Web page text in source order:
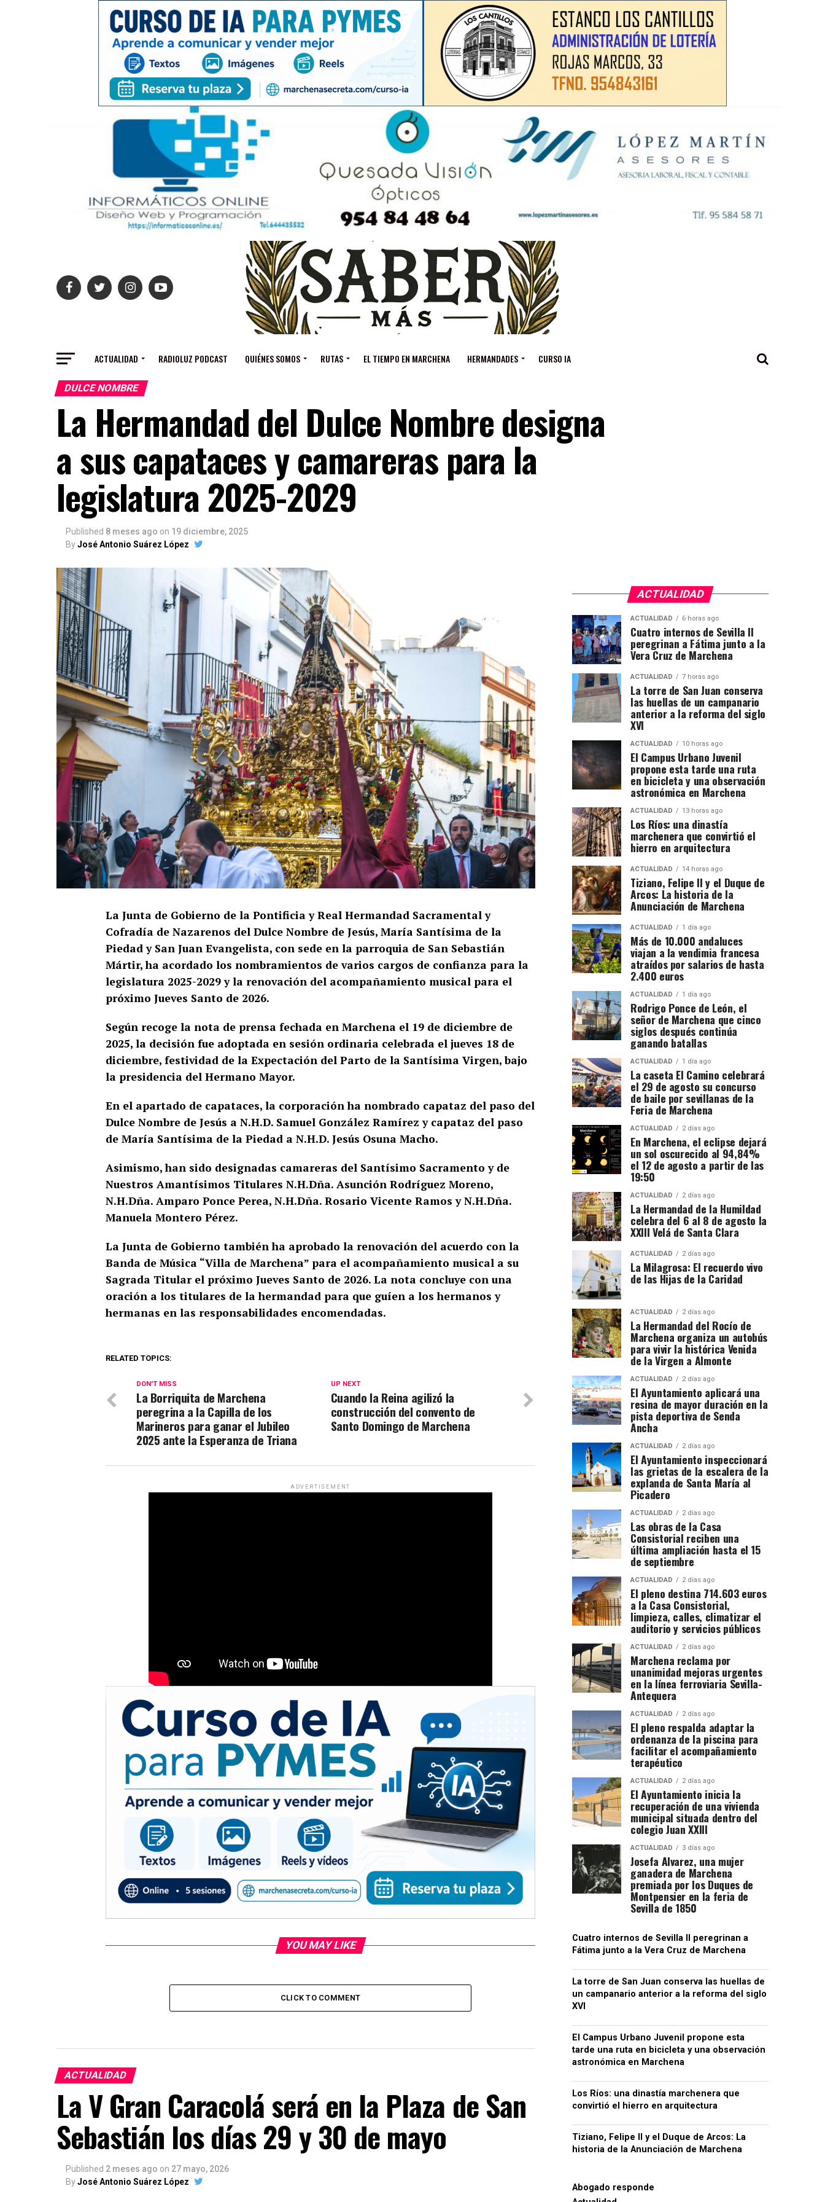
ACTUALIDAD RADIOLUZ PODCAST QUIÉNES SOMOS RUTAS EL TIEMPO EN MARCHENA HERMANDADES CURSO IA
DULCE NOMBRE
La Hermandad del Dulce Nombre designa
a sus capataces y camareras para la
legislatura 2025-2029
Published 8 meses ago on 19 diciembre, 2025
ByJosé Antonio Suárez López
La Junta de Gobierno de la Pontificia y Real Hermandad Sacramental y
Cofradía de Nazarenos del Dulce Nombre de Jesús, María Santísima de la
Piedad y San Juan Evangelista, con sede en la parroquia de San Sebastián
Mártir, ha acordado los nombramientos de varios cargos de confianza para la
legislatura 2025-2029 y la renovación del acompañamiento musical para el
próximo Jueves Santo de 2026.
Según recoge la nota de prensa fechada en Marchena el 19 de diciembre de
2025, la decisión fue adoptada en sesión ordinaria celebrada el jueves 18 de
diciembre, festividad de la Expectación del Parto de la Santísima Virgen, bajo
la presidencia del Hermano Mayor.
En el apartado de capataces, la corporación ha nombrado capataz del paso del
Dulce Nombre de Jesús a N.H.D. Samuel González Ramírez y capataz del paso
de María Santísima de la Piedad a N.H.D. Jesús Osuna Macho.
Asimismo, han sido designadas camareras del Santísimo Sacramento y de
Nuestros Amantísimos Titulares N.H.Dña. Asunción Rodríguez Moreno,
N.H.Dña. Amparo Ponce Perea, N.H.Dña. Rosario Vicente Ramos y N.H.Dña.
Manuela Montero Pérez.
La Junta de Gobierno también ha aprobado la renovación del acuerdo con la
Banda de Música “Villa de Marchena” para el acompañamiento musical a su
Sagrada Titular el próximo Jueves Santo de 2026. La nota concluye con una
oración a los titulares de la hermandad para que guíen a los hermanos y
hermanas en las responsabilidades encomendadas.
RELATED TOPICS:
UP NEXT
Cuando la Reina agilizó la
construcción del convento de
Santo Domingo de Marchena
DON'T MISS
La Borriquita de Marchena
peregrina a la Capilla de los
Marineros para ganar el Jubileo
2025 ante la Esperanza de Triana
ADVERTISEMENT
YOU MAY LIKE
CLICK TO COMMENT
ACTUALIDAD
La V Gran Caracolá será en la Plaza de San
Sebastián los días 29 y 30 de mayo
Published 2 meses ago on 27 mayo, 2026
ByJosé Antonio Suárez López
ACTUALIDAD
ACTUALIDAD 6 horas ago
Cuatro internos de Sevilla II
peregrinan a Fátima junto a la
Vera Cruz de Marchena
ACTUALIDAD 7 horas ago
La torre de San Juan conserva
las huellas de un campanario
anterior a la reforma del siglo
XVI
ACTUALIDAD 10 horas ago
El Campus Urbano Juvenil
propone esta tarde una ruta
en bicicleta y una observación
astronómica en Marchena
ACTUALIDAD 13 horas ago
Los Ríos: una dinastía
marchenera que convirtió el
hierro en arquitectura
ACTUALIDAD 14 horas ago
Tiziano, Felipe II y el Duque de
Arcos: La historia de la
Anunciación de Marchena
ACTUALIDAD 1 día ago
Más de 10.000 andaluces
viajan a la vendimia francesa
atraídos por salarios de hasta
2.400 euros
ACTUALIDAD 1 día ago
Rodrigo Ponce de León, el
señor de Marchena que cinco
siglos después continúa
ganando batallas
ACTUALIDAD 1 día ago
La caseta El Camino celebrará
el 29 de agosto su concurso
de baile por sevillanas de la
Feria de Marchena
ACTUALIDAD 2 días ago
En Marchena, el eclipse dejará
un sol oscurecido al 94,84%
el 12 de agosto a partir de las
19:50
ACTUALIDAD 2 días ago
La Hermandad de la Humildad
celebra del 6 al 8 de agosto la
XXIII Velá de Santa Clara
ACTUALIDAD 2 días ago
La Milagrosa: El recuerdo vivo
de las Hijas de la Caridad
ACTUALIDAD 2 días ago
La Hermandad del Rocío de
Marchena organiza un autobús
para vivir la histórica Venida
de la Virgen a Almonte
ACTUALIDAD 2 días ago
El Ayuntamiento aplicará una
resina de mayor duración en la
pista deportiva de Senda
Ancha
ACTUALIDAD 2 días ago
El Ayuntamiento inspeccionará
las grietas de la escalera de la
explanda de Santa María al
Picadero
ACTUALIDAD 2 días ago
Las obras de la Casa
Consistorial reciben una
última ampliación hasta el 15
de septiembre
ACTUALIDAD 2 días ago
El pleno destina 714.603 euros
a la Casa Consistorial,
limpieza, calles, climatizar el
auditorio y servicios públicos
ACTUALIDAD 2 días ago
Marchena reclama por
unanimidad mejoras urgentes
en la línea ferroviaria Sevilla-
Antequera
ACTUALIDAD 2 días ago
El pleno respalda adaptar la
ordenanza de la piscina para
facilitar el acompañamiento
terapéutico
ACTUALIDAD 2 días ago
El Ayuntamiento inicia la
recuperación de una vivienda
municipal situada dentro del
colegio Juan XXIII
ACTUALIDAD 3 días ago
Josefa Alvarez, una mujer
ganadera de Marchena
premiada por los Duques de
Montpensier en la feria de
Sevilla de 1850
Cuatro internos de Sevilla II peregrinan a
Fátima junto a la Vera Cruz de Marchena
La torre de San Juan conserva las huellas de
un campanario anterior a la reforma del siglo
XVI
El Campus Urbano Juvenil propone esta
tarde una ruta en bicicleta y una observación
astronómica en Marchena
Los Ríos: una dinastía marchenera que
convirtió el hierro en arquitectura
Tiziano, Felipe II y el Duque de Arcos: La
historia de la Anunciación de Marchena
Abogado responde